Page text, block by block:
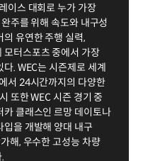
이스 대회로 누가 가장
주를 위해 속도와 내구성
유연한 주행 실력,
모터스포츠 중에서 가장
. WEC는 시즌제로 세계
서 24시간까지의 다양한
또한 WEC 시즌 경기 중
클래스인 르망 데이토나
을 개발해 양대 내구
해, 우수한 고성능 차량